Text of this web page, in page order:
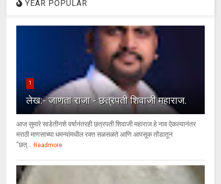
YEAR POPULAR
1
लेख:- जाणता राजा - छत्रपती शिवाजी महाराज.
आज सुमारे साडेतीनशे वर्षानंतरही छत्रपती शिवाजी महाराज हे नाव ऐकल्यानंतर
मराठी माणसाच्या धमन्यांमधील रक्त सळसळते आणि आपसूक तोंडातून
"छत्... Readmore